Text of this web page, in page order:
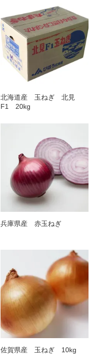
北海道産 玉ねぎ 北見
F1 20kg
兵庫県産 赤玉ねぎ
佐賀県産 玉ねぎ 10kg